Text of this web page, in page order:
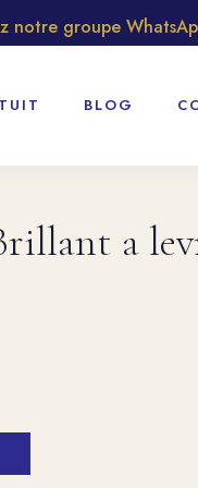
groupe WhatsApp
BLOG
a